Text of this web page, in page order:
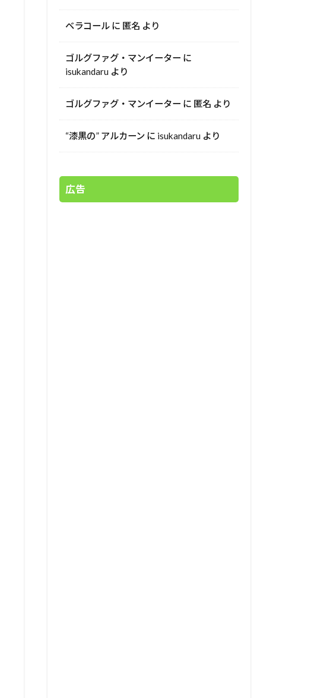
ベラコール に 匿名 より
ゴルグファグ・マンイーター に
isukandaru より
ゴルグファグ・マンイーター に 匿名 より
“漆黒の” アルカーン に isukandaru より
広告